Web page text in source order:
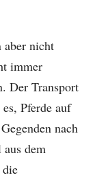
aber nicht
immer
Der Transport
Pferde auf
nach
dem